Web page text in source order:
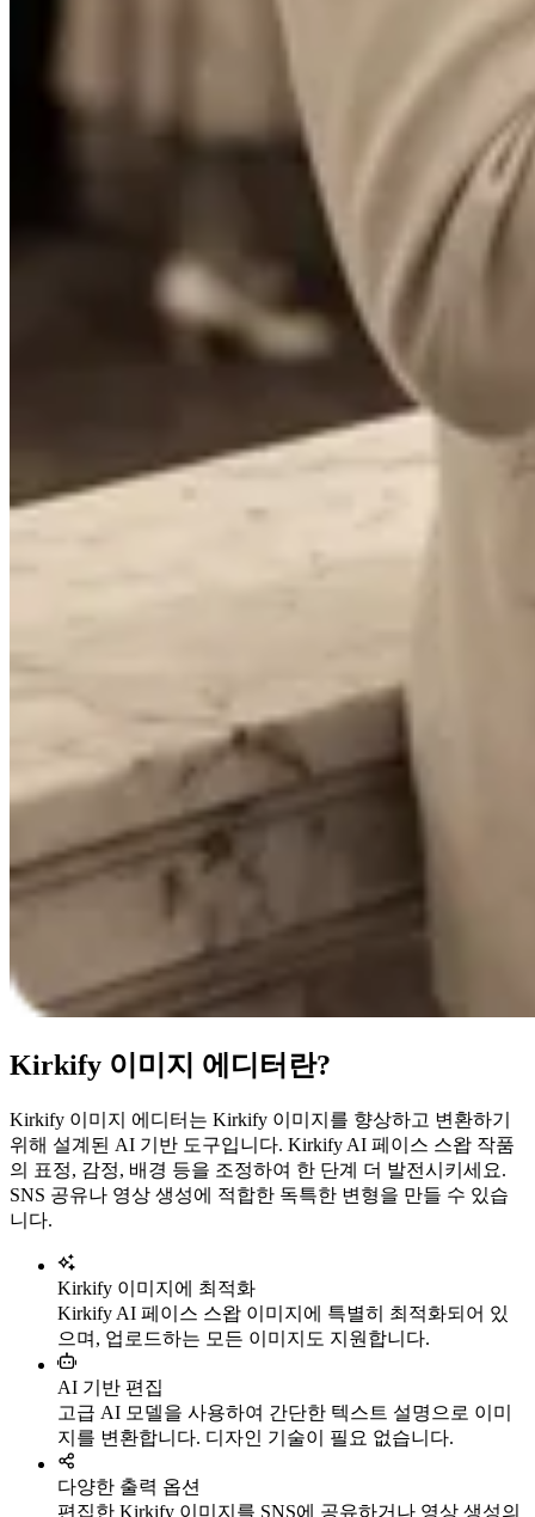
Kirkify 이미지 에디터란?
Kirkify 이미지 에디터는 Kirkify 이미지를 향상하고 변환하기
위해 설계된 AI 기반 도구입니다. Kirkify AI 페이스 스왑 작품
의 표정, 감정, 배경 등을 조정하여 한 단계 더 발전시키세요.
SNS 공유나 영상 생성에 적합한 독특한 변형을 만들 수 있습
니다.
Kirkify 이미지에 최적화
Kirkify AI 페이스 스왑 이미지에 특별히 최적화되어 있
으며, 업로드하는 모든 이미지도 지원합니다.
AI 기반 편집
고급 AI 모델을 사용하여 간단한 텍스트 설명으로 이미
지를 변환합니다. 디자인 기술이 필요 없습니다.
다양한 출력 옵션
편집한 Kirkify 이미지를 SNS에 공유하거나 영상 생성의